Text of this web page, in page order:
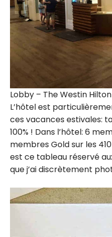
Lobby – The Westin
L’hôtel est
ces vacances estivales:
100% ! Dans l’hôtel: 6
membres Gold sur les
est ce tableau réservé
que j’ai discrètement